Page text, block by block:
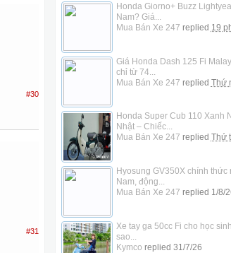
#30
#31
Honda Giorno+ Buzz
Nam? Giá...
Mua Bán Xe 247 replied 19
Giá Honda Dash 125 Fi
chỉ từ 74...
Mua Bán Xe 247 replied Thứ
Honda Super Cub 110 Xanh
Nhật – Chiếc...
Mua Bán Xe 247 replied Thứ
Hyosung GV350X chính thức
Nam, động...
Mua Bán Xe 247 replied 1/8/
Xe tay ga 50cc Fi cho học
sao...
Kymco replied 31/7/26